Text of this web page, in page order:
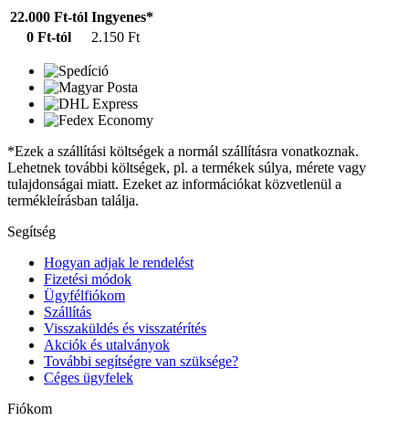
22.000 Ft-tól Ingyenes*
0 Ft-tól
2.150 Ft
*Ezek a szállítási költségek a normál szállításra vonatkoznak.
Lehetnek további költségek, pl. a termékek súlya, mérete vagy
tulajdonságai miatt. Ezeket az információkat közvetlenül a
termékleírásban találja.
Segítség
Hogyan adjak le rendelést
Fizetési módok
Ügyfélfiókom
Szállítás
Visszaküldés és visszatérítés
Akciók és utalványok
További segítségre van szüksége?
Céges ügyfelek
Fiókom